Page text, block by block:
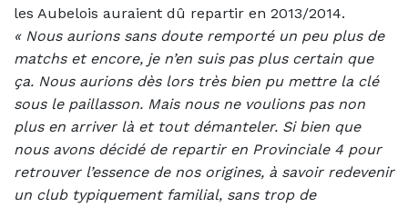
les Aubelois auraient dû repartir en 2013/2014.
« Nous aurions sans doute remporté un peu plus de
matchs et encore, je n’en suis pas plus certain que
ça. Nous aurions dès lors très bien pu mettre la clé
sous le paillasson. Mais nous ne voulions pas non
plus en arriver là et tout démanteler. Si bien que
nous avons décidé de repartir en Provinciale 4 pour
retrouver l’essence de nos origines, à savoir redevenir
un club typiquement familial, sans trop de